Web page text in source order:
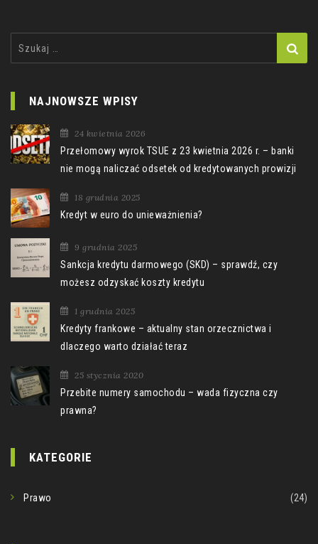
NAJNOWSZE WPISY
24 kwietnia 2026
Przełomowy wyrok TSUE z 23 kwietnia 2026 r. – banki
nie mogą naliczać odsetek od kredytowanych prowizji
18 grudnia 2025
Kredyt w euro do unieważnienia?
9 grudnia 2025
Sankcja kredytu darmowego (SKD) – sprawdź, czy
możesz odzyskać koszty kredytu
1 grudnia 2025
Kredyty frankowe – aktualny stan orzecznictwa i
dlaczego warto działać teraz
25 stycznia 2020
Przebite numery samochodu – wada fizyczna czy
prawna?
KATEGORIE
Prawo (24)